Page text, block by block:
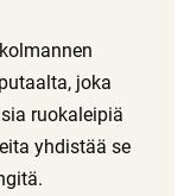
joka
ruokaleipiä
yhdistää se